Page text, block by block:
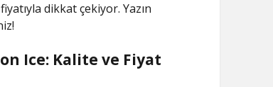
dikkat çekiyor. Yazın
Ice: Kalite ve Fiyat